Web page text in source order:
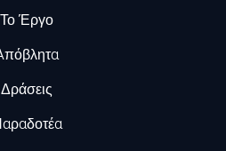
Το Έργο
Δράσεις